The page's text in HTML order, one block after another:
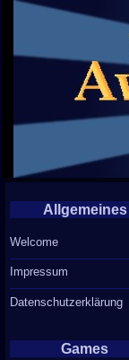
Allgemeines
Welcome
Impressum
Datenschutzerklärung
Games